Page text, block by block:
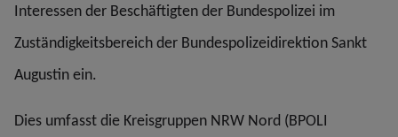
Interessen der Beschäftigten der Bundespolizei im
Zuständigkeitsbereich der Bundespolizeidirektion Sankt
Augustin ein.
Dies umfasst die Kreisgruppen NRW Nord (BPOLI